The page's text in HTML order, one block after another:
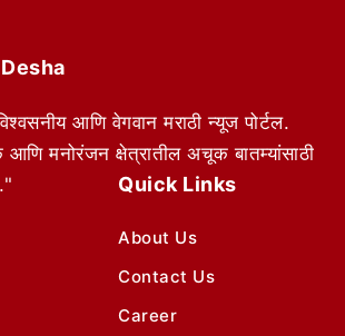
आणि वेगवान मराठी न्यूज पोर्टल.
आणि मनोरंजन क्षेत्रातील अचूक बातम्यांसाठी
Quick Links
About Us
Contact Us
Career